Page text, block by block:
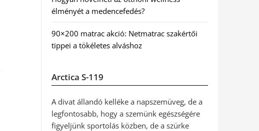
élményét a medencefedés?
90×200 matrac akció: Netmatrac szakértői
tippei a tökéletes alváshoz
Arctica S-119
A divat állandó kelléke a napszemüveg, de a
legfontosabb, hogy a szemünk egészségére
figyeljünk sportolás közben, de a szürke